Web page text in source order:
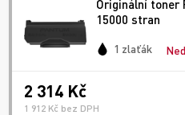
Originální toner
15000 stran
1 zlaťák
2 314 Kč
1 912 Kč bez DPH